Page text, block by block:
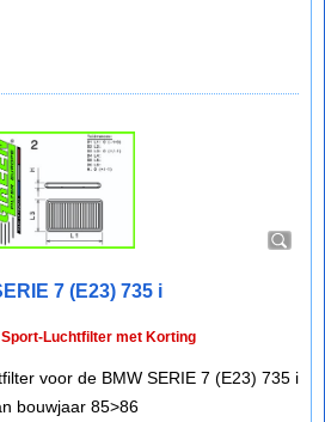
7 (E23) 735 i
Sport-Luchtfilter met Korting
voor de BMW SERIE 7 (E23) 735 i
bouwjaar 85>86